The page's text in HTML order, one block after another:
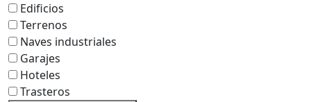
Edificios
Terrenos
Naves industriales
Garajes
Hoteles
Trasteros